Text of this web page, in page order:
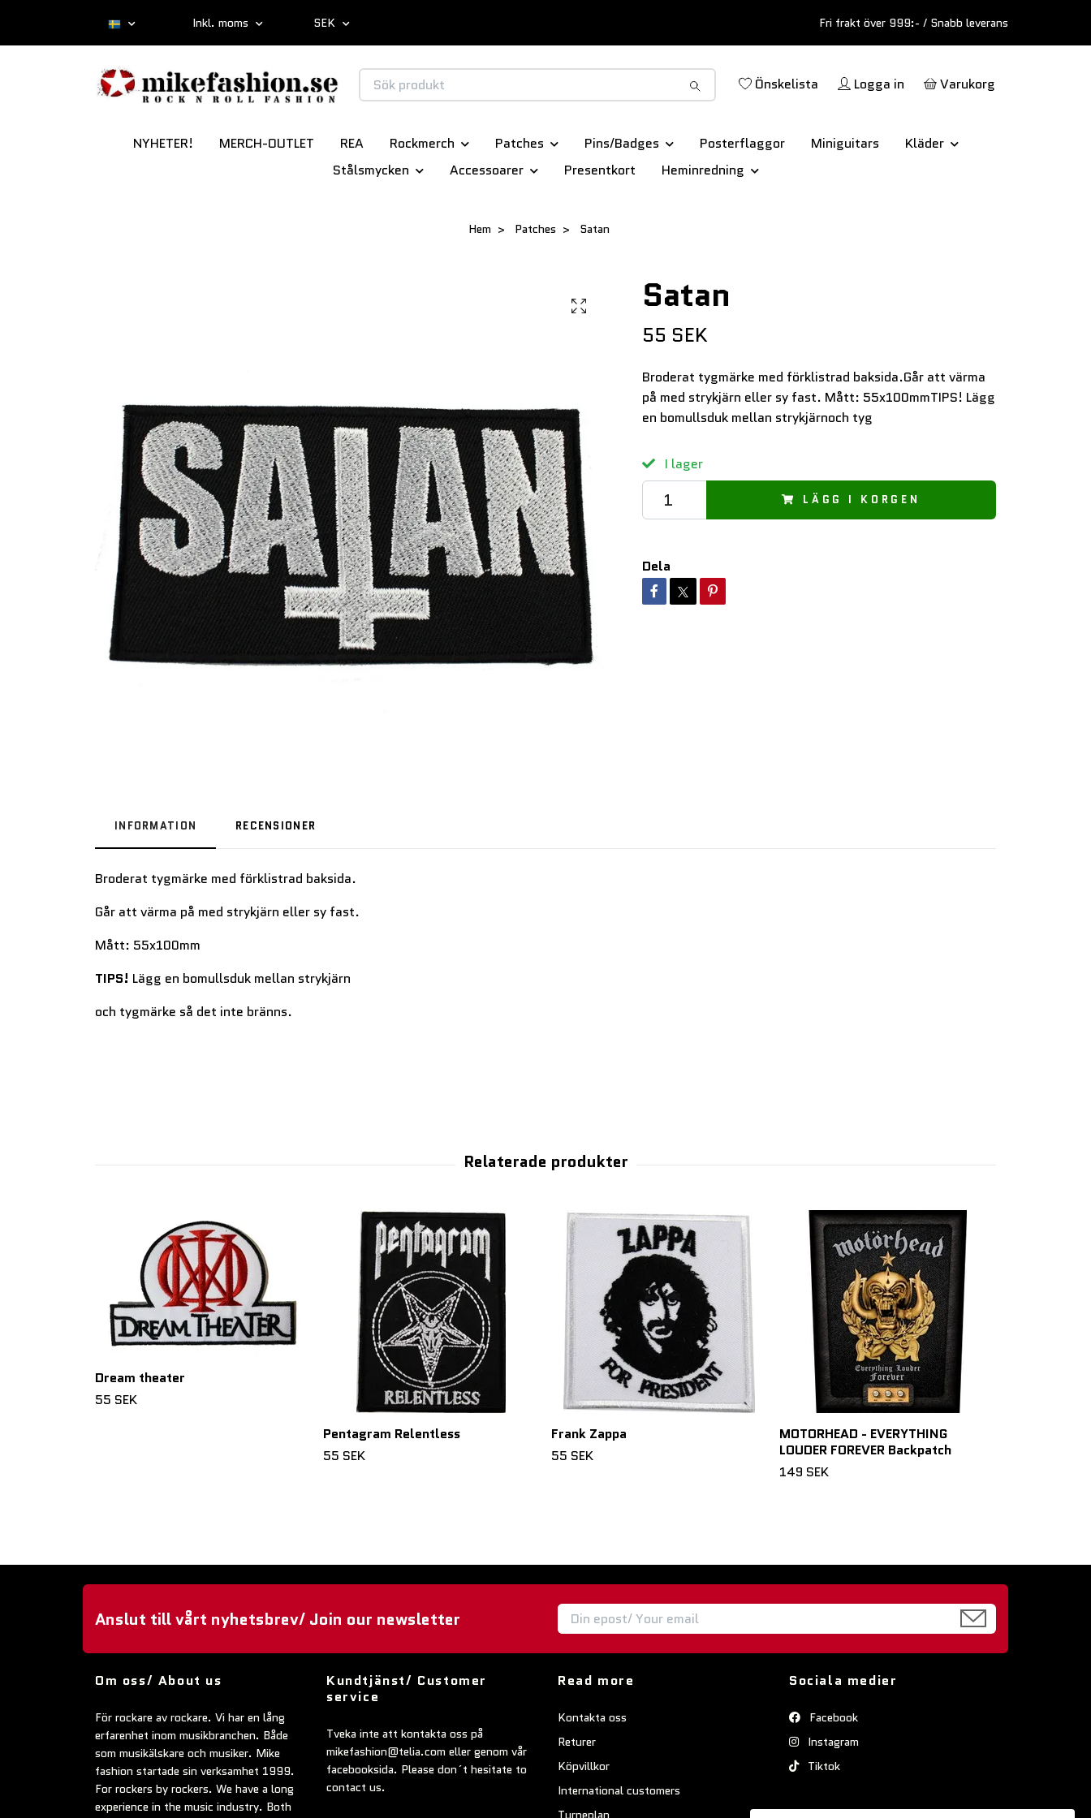
Inkl. moms SEK Fri frakt över 999:- / Snabb leverans
Önskelista Logga in Varukorg
NYHETER! MERCH-OUTLET REA Rockmerch Patches Pins/Badges Posterflaggor Miniguitars
Kläder
Stålsmycken
Accessoarer Presentkort Heminredning
Hem Patches Satan
Satan
55 SEK
Broderat tygmärke med förklistrad baksida.Går att värma
på med strykjärn eller sy fast. Mått: 55x100mmTIPS! Lägg
en bomullsduk mellan strykjärnoch tyg
I lager
LÄGG I KORGEN
Dela
INFORMATION RECENSIONER
Broderat tygmärke med förklistrad baksida.
Går att värma på med strykjärn eller sy fast.
Mått: 55x100mm
TIPS! Lägg en bomullsduk mellan strykjärn
och tygmärke så det inte bränns.
Dream theater
55 SEK
Pentagram Relentless
55 SEK
Frank Zappa
55 SEK
MOTORHEAD - EVERYTHING
LOUDER FOREVER Backpatch
149 SEK
Anslut till vårt nyhetsbrev/ Join our newsletter
Om oss/ About us
För rockare av rockare. Vi har en lång
erfarenhet inom musikbranchen. Både
som musikälskare och musiker. Mike
fashion startade sin verksamhet 1999.
For rockers by rockers. We have a long
experience in the music industry. Both
Kundtjänst/ Customer
service
Tveka inte att kontakta oss på
mikefashion@telia.com eller genom vår
facebooksida. Please don´t hesitate to
contact us.
Read more
Kontakta oss
Returer
Köpvillkor
International customers
Sociala medier
Facebook
Instagram
Tiktok